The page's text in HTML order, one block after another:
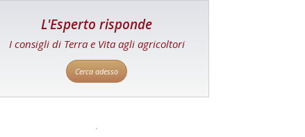
L'Esperto risponde
I consigli di Terra e Vita agli agricoltori
Cerca adesso